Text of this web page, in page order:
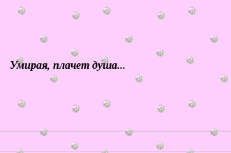
Умирая, плачет душа...